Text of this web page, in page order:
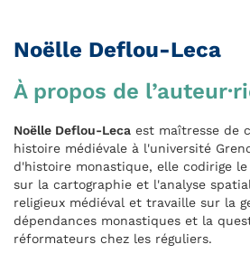
Noëlle Deflou-Leca
À propos de
Noëlle Deflou-Leca est maîtresse de
histoire médiévale à l'université
d'histoire monastique, elle codirige le
sur la cartographie et l'analyse
religieux médiéval et travaille sur la
dépendances monastiques et la
réformateurs chez les réguliers.